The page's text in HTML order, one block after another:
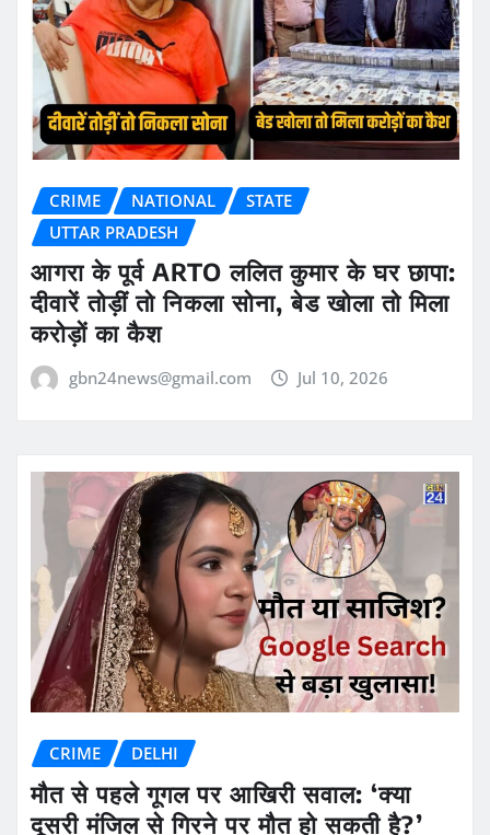
CRIME NATIONAL
STATE
UTTAR PRADESH
आगरा के पूर्व ARTO ललित कुमार के घर छापा:
दीवारें तोड़ीं तो निकला सोना, बेड खोला तो मिला
करोड़ों का कैश
gbn24news@gmail.com Jul 10, 2026
CRIME DELHI
मौत से पहले गूगल पर आखिरी सवाल: ‘क्या
दूसरी मंजिल से गिरने पर मौत हो सकती है?’